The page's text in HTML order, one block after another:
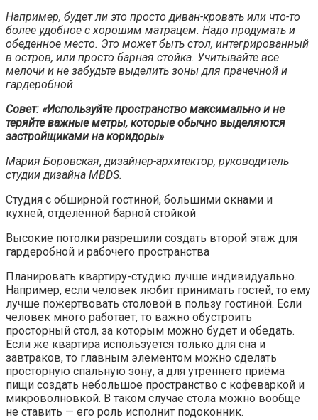
Например, будет ли это просто диван-кровать или что-то
более удобное с хорошим матрацем. Надо продумать и
обеденное место. Это может быть стол, интегрированный
в остров, или просто барная стойка. Учитывайте все
мелочи и не забудьте выделить зоны для прачечной и
гардеробной
Совет: «Используйте пространство максимально и не
теряйте важные метры, которые обычно выделяются
застройщиками на коридоры»
Мария Боровская,дизайнер-архитектор, руководитель
студии дизайна MBDS.
Студия с обширной гостиной, большими окнами и
кухней, отделённой барной стойкой
Высокие потолки разрешили создать второй этаж для
гардеробной и рабочего пространства
Планировать квартиру-студию лучше индивидуально.
Например, если человек любит принимать гостей, то ему
лучше пожертвовать столовой в пользу гостиной. Если
человек много работает, то важно обустроить
просторный стол, за которым можно будет и обедать.
Если же квартира используется только для сна и
завтраков, то главным элементом можно сделать
просторную спальную зону, а для утреннего приёма
пищи создать небольшое пространство с кофеваркой и
микроволновкой. В таком случае стола можно вообще
не ставить — его роль исполнит подоконник.